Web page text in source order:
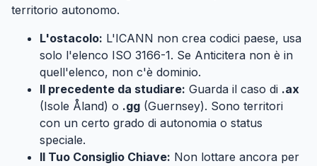
territorio autonomo.
L'ostacolo: L'ICANN non crea codici paese, usa
solo l'elenco ISO 3166-1. Se Anticitera non è in
quell'elenco, non c'è dominio.
Il precedente da studiare: Guarda il caso di .ax
(Isole Åland) o .gg (Guernsey). Sono territori
con un certo grado di autonomia o status
speciale.
Il Tuo Consiglio Chiave: Non lottare ancora per